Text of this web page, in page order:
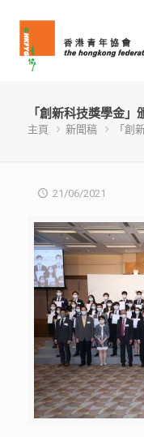
「創新科技獎學金」
主頁 新聞稿 「創
21/06/2021